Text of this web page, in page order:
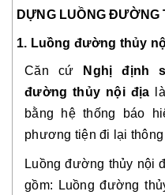
DỰNG LUỒNG ĐƯỜNG
1. Luồng đường thủy
Căn cứ Nghị định
đường thủy nội địa
bằng hệ thống báo
phương tiện đi lại thông
Luồng đường thủy nội
gồm: Luồng đường